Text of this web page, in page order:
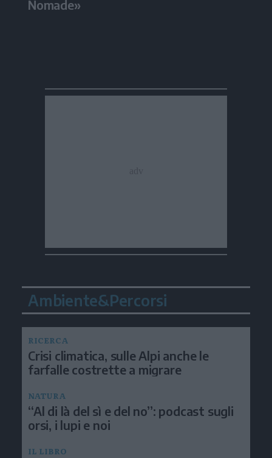
Nomade»
Ambiente&Percorsi
RICERCA
Crisi climatica, sulle Alpi anche le
farfalle costrette a migrare
NATURA
“Al di là del sì e del no”: podcast sugli
orsi, i lupi e noi
IL LIBRO